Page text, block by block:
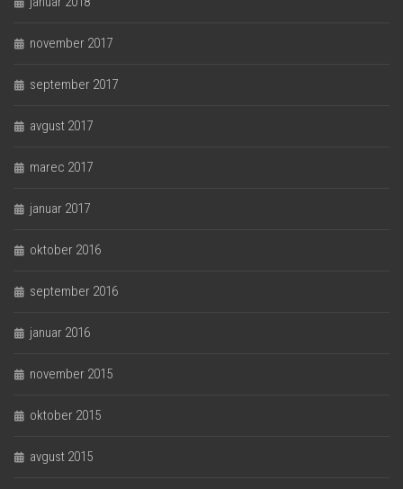
november 2017
september 2017
avgust 2017
marec 2017
januar 2017
oktober 2016
september 2016
januar 2016
november 2015
oktober 2015
avgust 2015